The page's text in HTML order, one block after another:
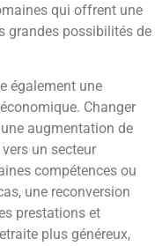
qui offrent une
grandes possibilités de
également une
Changer
augmentation de
un secteur
compétences ou
une reconversion
prestations et
plus généreux,